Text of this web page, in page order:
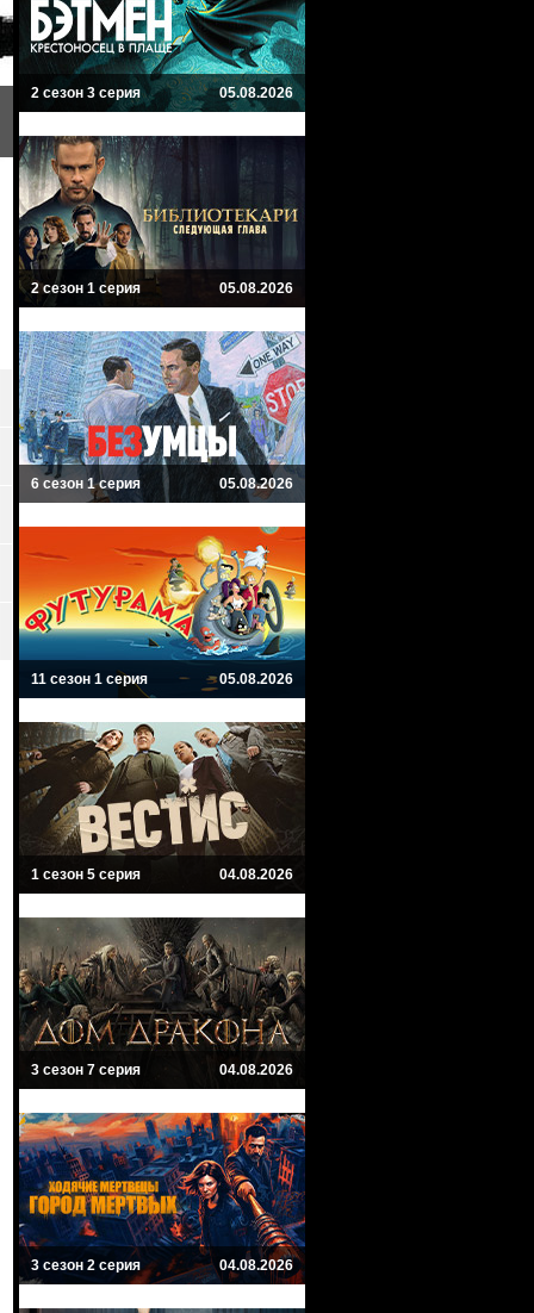
2 сезон 3 серия 05.08.2026
2 сезон 1 серия 05.08.2026
6 сезон 1 серия 05.08.2026
11 сезон 1 серия 05.08.2026
1 сезон 5 серия 04.08.2026
3 сезон 7 серия 04.08.2026
3 сезон 2 серия 04.08.2026